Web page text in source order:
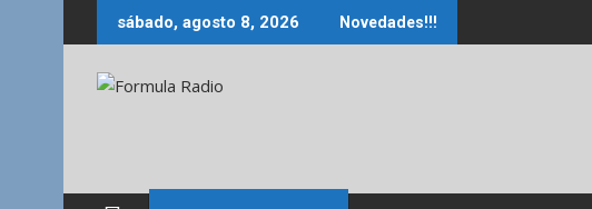
al
sábado, agosto 8, 2026 Novedades!!!